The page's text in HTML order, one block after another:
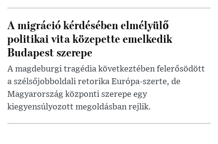
A migráció kérdésében elmélyülő
politikai vita közepette emelkedik
Budapest szerepe
A magdeburgi tragédia következtében felerősödött
a szélsőjobboldali retorika Európa-szerte, de
Magyarország központi szerepe egy
kiegyensúlyozott megoldásban rejlik.